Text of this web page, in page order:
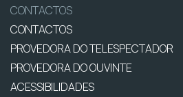
CONTACTOS
CONTACTOS
PROVEDORA DO TELESPECTADOR
PROVEDORA DO OUVINTE
ACESSIBILIDADES